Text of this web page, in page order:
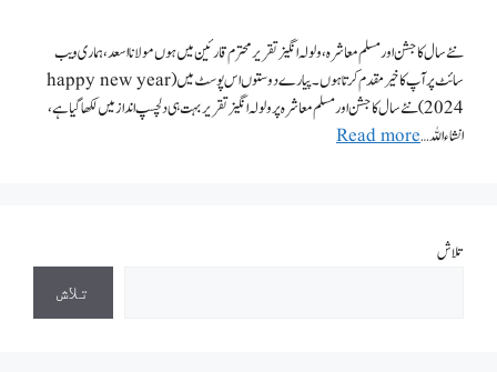
نئے سال کا جشن اور مسلم معاشرہ، ولولہ انگیز تقریر محترم قارئین میں ہوں مولانا اسعد، ہماری ویب
سائٹ پر آپ کا خیر مقدم کرتا ہوں۔ پیارے دوستوں اس پوسٹ میں(happy new year
2024) نئے سال کا جشن اور مسلم معاشرہ پر ولولہ انگیز تقریر بہت ہی دلچسپ انداز میں لکھا گیا ہے،
انشاء اللہ …Read more
تلاش
تلاش